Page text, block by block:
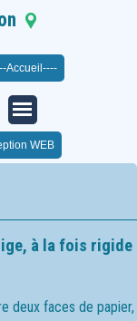
35 63 43
14h à 19h
Accueil----
WEB
à la fois rigide
deux faces de papier,